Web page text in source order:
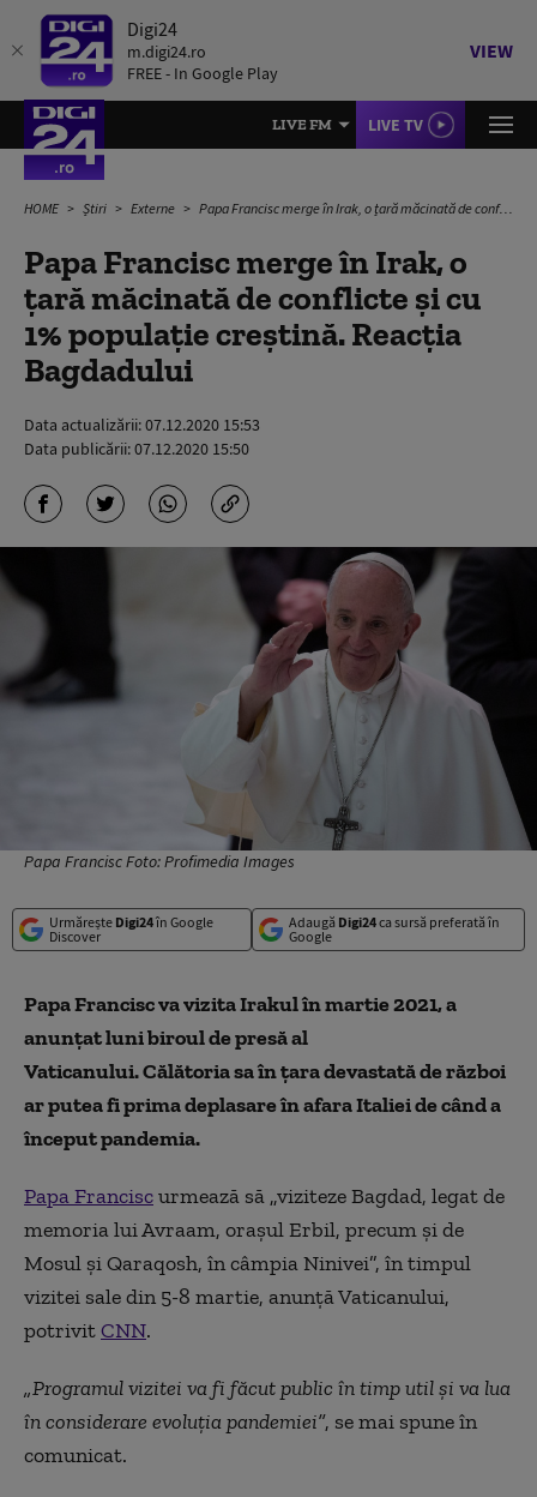
Digi24
m.digi24.ro
FREE - In Google Play
VIEW
LIVE FM LIVE TV
HOME Știri Externe Papa Francisc merge în Irak, o țară măcinată de conflicte și cu 1% populație creștină. Reacția Bagdadului
Papa Francisc merge în Irak, o
țară măcinată de conflicte și cu
1% populație creștină. Reacția
Bagdadului
Data actualizării:07.12.2020 15:53
Data publicării:07.12.2020 15:50
Papa Francisc Foto: Profimedia Images
Urmărește Digi24în Google
Discover
Adaugă Digi24ca sursă preferată în
Google
Papa Francisc va vizita Irakul în martie 2021, a
anunțat luni biroul de presă al
Vaticanului. Călătoria sa în țara devastată de război
ar putea fi prima deplasare în afara Italiei de când a
început pandemia.
Papa Franciscurmează să „viziteze Bagdad, legat de
memoria lui Avraam, orașul Erbil, precum și de
Mosul și Qaraqosh, în câmpia Ninivei”, în timpul
vizitei sale din 5-8 martie, anunță Vaticanului,
potrivitCNN.
„Programul vizitei va fi făcut public în timp util și va lua
în considerare evoluția pandemiei”, se mai spune în
comunicat.